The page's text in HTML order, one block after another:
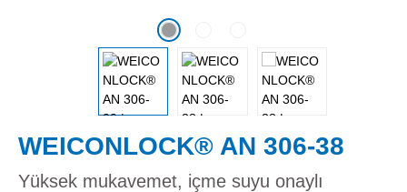
WEICONLOCK® AN 306-38
Yüksek mukavemet, içme suyu onaylı